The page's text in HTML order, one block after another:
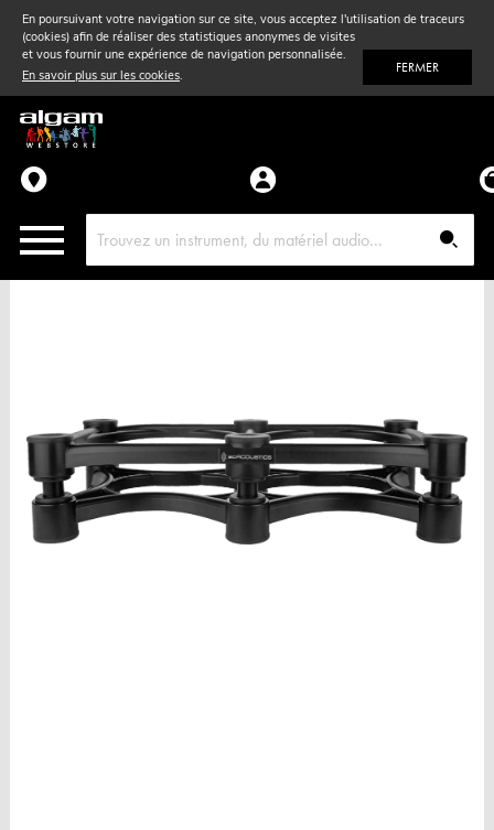
En poursuivant votre navigation sur ce site, vous acceptez l'utilisation de traceurs
(cookies) afin de réaliser des statistiques anonymes de visites
et vous fournir une expérience de navigation personnalisée.
En savoir plus sur les cookies. FERMER
Vent& Violon
Accessoires
Pièces détachées